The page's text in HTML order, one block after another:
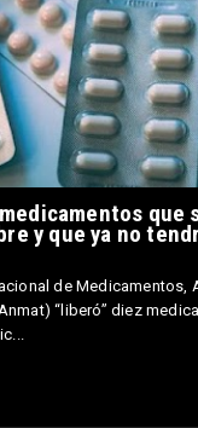
que
y que ya no
de Medicamentos,
“liberó” diez